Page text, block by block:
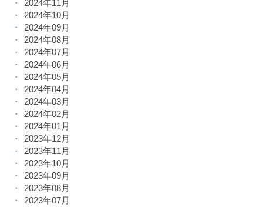
2024年11月
2024年10月
2024年09月
2024年08月
2024年07月
2024年06月
2024年05月
2024年04月
2024年03月
2024年02月
2024年01月
2023年12月
2023年11月
2023年10月
2023年09月
2023年08月
2023年07月